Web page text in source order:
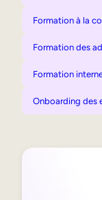
Formation à la
Formation des
Formation
Onboarding des